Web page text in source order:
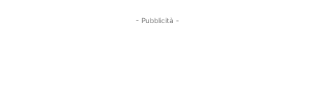
- Pubblicità -